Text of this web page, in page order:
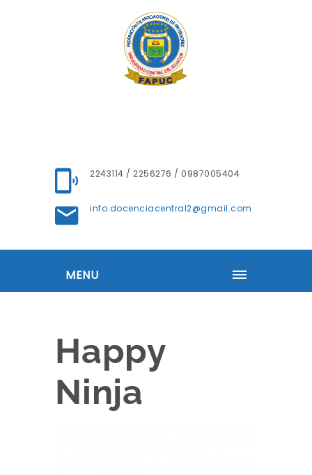
2243114 / 2256276 / 0987005404
info.docenciacentral2@gmail.com
MENU
Happy
Ninja